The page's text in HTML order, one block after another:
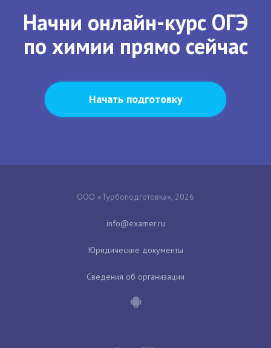
Начни онлайн-курс ОГЭ
по химии прямо сейчас
Начать подготовку
ООО «Турбоподготовка», 2026
Юридические документы
Сведения об организации